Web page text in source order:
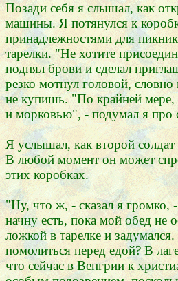
Позади себя я слышал, как
машины. Я потянулся к
принадлежностями для
тарелки. "Не хотите
поднял брови и сделал
резко мотнул головой,
не купишь. "По крайней мере,
и морковью", - подумал я про
Я услышал, как второй
В любой момент он может
этих коробках.
"Ну, что ж, - сказал я громко,
начну есть, пока мой обед не
ложкой в тарелке и
помолиться перед едой? В
что сейчас в Венгрии к